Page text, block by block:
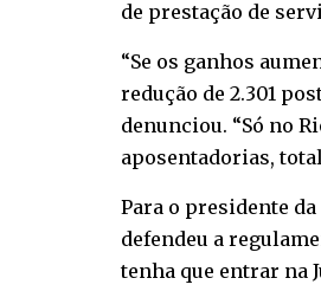
de prestação de
“Se os ganhos
redução de 2.301
denunciou. “Só no
aposentadorias,
Para o presidente da
defendeu a
tenha que entrar na